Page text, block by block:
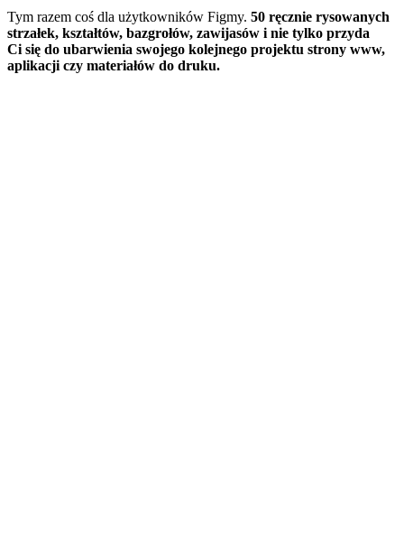
Tym razem coś dla użytkowników Figmy. 50 ręcznie rysowanych
strzałek, kształtów, bazgrołów, zawijasów i nie tylko przyda
Ci się do ubarwienia swojego kolejnego projektu strony www,
aplikacji czy materiałów do druku.